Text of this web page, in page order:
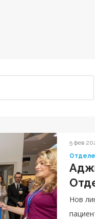
5 фев
Нов